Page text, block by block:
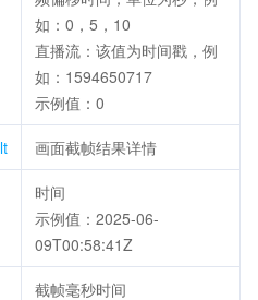
如：0，5，10
直播流：该值为时间戳，例
如：1594650717
示例值：0
画面截帧结果详情
时间
示例值：2025-06-
09T00:58:41Z
截帧毫秒时间